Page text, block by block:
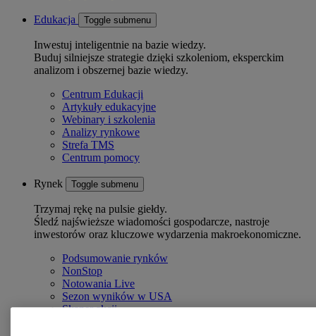
Edukacja Toggle submenu
Inwestuj inteligentnie na bazie wiedzy.
Buduj silniejsze strategie dzięki szkoleniom, eksperckim
analizom i obszernej bazie wiedzy.
Centrum Edukacji
Artykuły edukacyjne
Webinary i szkolenia
Analizy rynkowe
Strefa TMS
Centrum pomocy
Rynek Toggle submenu
Trzymaj rękę na pulsie giełdy.
Śledź najświeższe wiadomości gospodarcze, nastroje
inwestorów oraz kluczowe wydarzenia makroekonomiczne.
Podsumowanie rynków
NonStop
Notowania Live
Sezon wyników w USA
Skaner akcji